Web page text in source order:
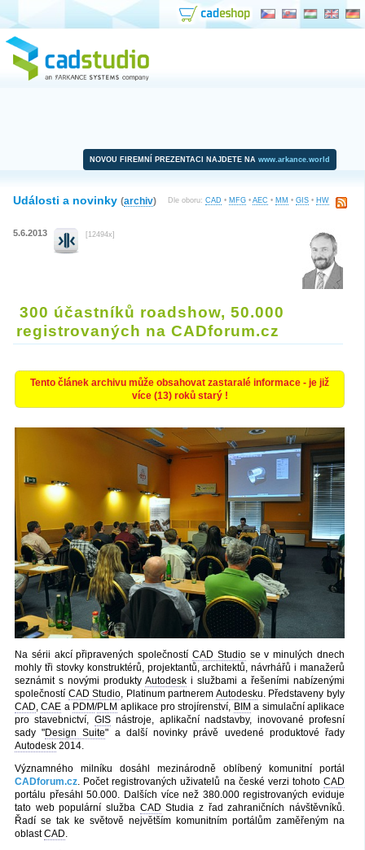
NOVOU FIREMNÍ PREZENTACI NAJDETE NA www.arkance.world
Dle oboru: CAD • MFG • AEC • MM • GIS • HW
Události a novinky (archiv)
5.6.2013 [12494x]
300 účastníků roadshow, 50.000
registrovaných na CADforum.cz
Tento článek archivu může obsahovat zastaralé informace - je již
více (13) roků starý !
Na sérii akcí připravených společností CAD Studiose v minulých dnech
mohly tři stovky konstruktérů, projektantů, architektů, návrhářů i manažerů
seznámit s novými produkty Autodesk i službami a řešeními nabízenými
společností CAD Studio, Platinum partnerem Autodesku. Představeny byly
CAD,CAE a PDM/PLM aplikace pro strojírenství, BIM a simulační aplikace
pro stavebnictví, GISnástroje, aplikační nadstavby, inovované profesní
sady "Design Suite" a další novinky právě uvedené produktové řady
Autodesk 2014.
Významného milníku dosáhl mezinárodně oblíbený komunitní portál
CADforum.cz. Počet registrovaných uživatelů na české verzi tohoto CAD
portálu přesáhl 50.000. Dalších více než 380.000 registrovaných eviduje
tato web populární služba CAD Studia z řad zahraničních návštěvníků.
Řadí se tak ke světově největším komunitním portálům zaměřeným na
oblastCAD.